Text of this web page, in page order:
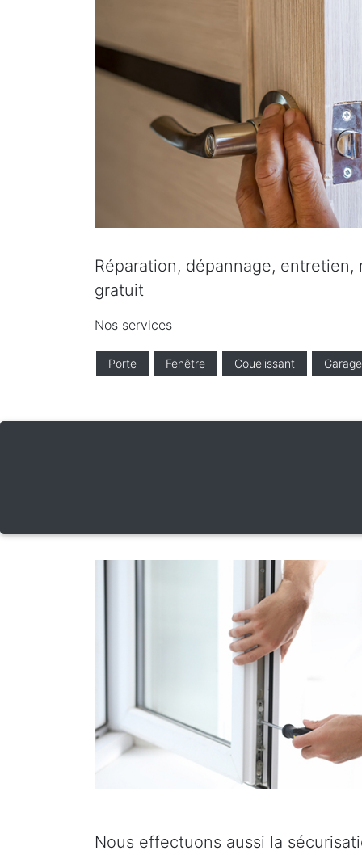
Réparation, dépannage,
gratuit
Nos services
Porte Fenêtre Couelissant Garage
Nous effectuons aussi la